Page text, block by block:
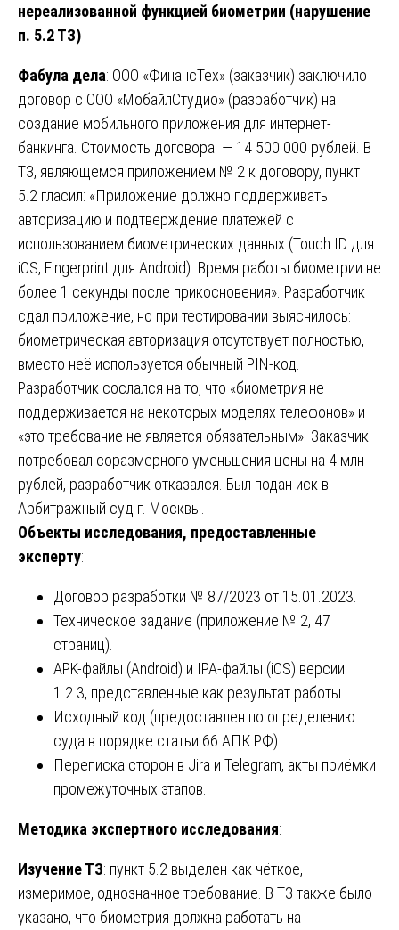
нереализованной функцией биометрии (нарушение
п. 5.2 ТЗ)
Фабула дела: ООО «ФинансТех» (заказчик) заключило
договор с ООО «МобайлСтудио» (разработчик) на
создание мобильного приложения для интернет-
банкинга. Стоимость договора — 14 500 000 рублей. В
ТЗ, являющемся приложением № 2 к договору, пункт
5.2 гласил: «Приложение должно поддерживать
авторизацию и подтверждение платежей с
использованием биометрических данных (Touch ID для
iOS, Fingerprint для Android). Время работы биометрии не
более 1 секунды после прикосновения». Разработчик
сдал приложение, но при тестировании выяснилось:
биометрическая авторизация отсутствует полностью,
вместо неё используется обычный PIN-код.
Разработчик сослался на то, что «биометрия не
поддерживается на некоторых моделях телефонов» и
«это требование не является обязательным». Заказчик
потребовал соразмерного уменьшения цены на 4 млн
рублей, разработчик отказался. Был подан иск в
Арбитражный суд г. Москвы.
Объекты исследования, предоставленные
эксперту:
Договор разработки № 87/2023 от 15.01.2023.
Техническое задание (приложение № 2, 47
страниц).
APK-файлы (Android) и IPA-файлы (iOS) версии
1.2.3, представленные как результат работы.
Исходный код (предоставлен по определению
суда в порядке статьи 66 АПК РФ).
Переписка сторон в Jira и Telegram, акты приёмки
промежуточных этапов.
Методика экспертного исследования:
Изучение ТЗ: пункт 5.2 выделен как чёткое,
измеримое, однозначное требование. В ТЗ также было
указано, что биометрия должна работать на